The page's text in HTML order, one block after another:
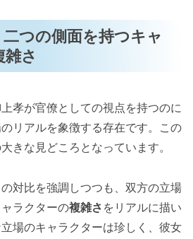
つの側面を持つキャ
さ
孝が官僚としての視点を持つのに
リアルを象徴する存在です。この
きな見どころとなっています。
対比を強調しつつも、双方の立場
ラクターの複雑さ をリアルに描い
場のキャラクターは珍しく、彼女